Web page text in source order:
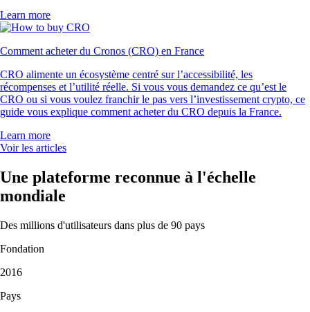
Learn more
Comment acheter du Cronos (CRO) en France
CRO alimente un écosystème centré sur l’accessibilité, les
récompenses et l’utilité réelle. Si vous vous demandez ce qu’est le
CRO ou si vous voulez franchir le pas vers l’investissement crypto, ce
guide vous explique comment acheter du CRO depuis la France.
Learn more
Voir les articles
Une plateforme reconnue à l'échelle
mondiale
Des millions d'utilisateurs dans plus de 90 pays
Fondation
2016
Pays